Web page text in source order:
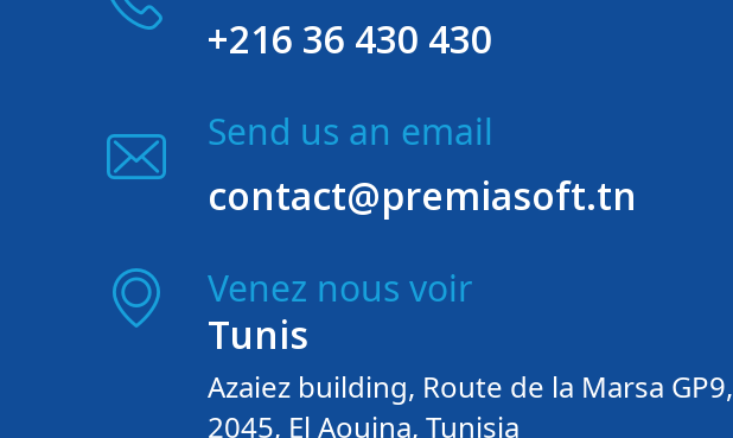
+216 36 430 430
Send us an email
contact@premiasoft.tn
Venez nous voir
Tunis
Azaiez building, Route de la Marsa GP9,
2045, El Aouina, Tunisia